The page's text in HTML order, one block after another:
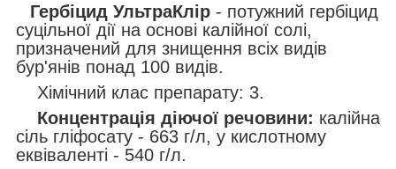
Гербіцид УльтраКлір - потужний гербіцид
суцільної дії на основі калійної солі,
призначений для знищення всіх видів
бур'янів понад 100 видів.
Хімічний клас препарату: 3.
Концентрація діючої речовини: калійна
сіль гліфосату - 663 г/л, у кислотному
еквіваленті - 540 г/л.